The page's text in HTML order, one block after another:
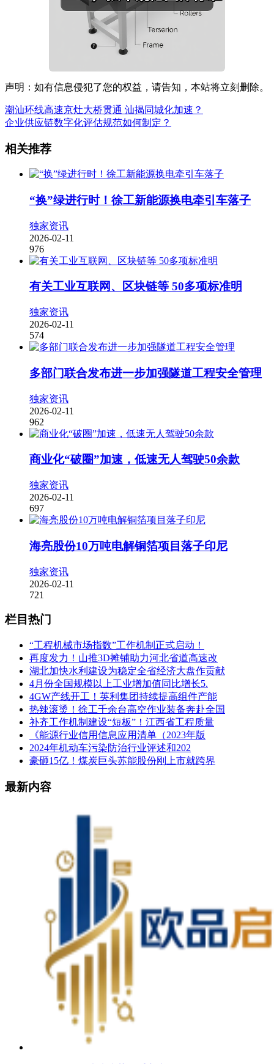
声明：如有信息侵犯了您的权益，请告知，本站将立刻删除。
潮汕环线高速京灶大桥贯通 汕揭同城化加速？
企业供应链数字化评估规范如何制定？
相关推荐
“换”绿进行时！徐工新能源换电牵引车落子
独家资讯
2026-02-11
976
有关工业互联网、区块链等 50多项标准明
独家资讯
2026-02-11
574
多部门联合发布进一步加强隧道工程安全管理
独家资讯
2026-02-11
962
商业化“破圈”加速，低速无人驾驶50余款
独家资讯
2026-02-11
697
海亮股份10万吨电解铜箔项目落子印尼
独家资讯
2026-02-11
721
栏目热门
“工程机械市场指数”工作机制正式启动！
再度发力！山推3D摊铺助力河北省道高速改
湖北加快水利建设为稳定全省经济大盘作贡献
4月份全国规模以上工业增加值同比增长5.
4GW产线开工！英利集团持续提高组件产能
热辣滚烫！徐工千余台高空作业装备奔赴全国
补齐工作机制建设“短板”！江西省工程质量
《能源行业信用信息应用清单（2023年版
2024年机动车污染防治行业评述和202
豪砸15亿！煤炭巨头苏能股份刚上市就跨界
最新内容